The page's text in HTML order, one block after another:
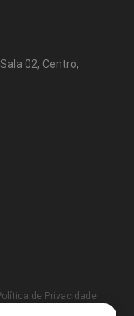
02, Centro,
de Privacidade